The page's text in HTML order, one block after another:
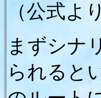
（公式よ
まずシナ
られると